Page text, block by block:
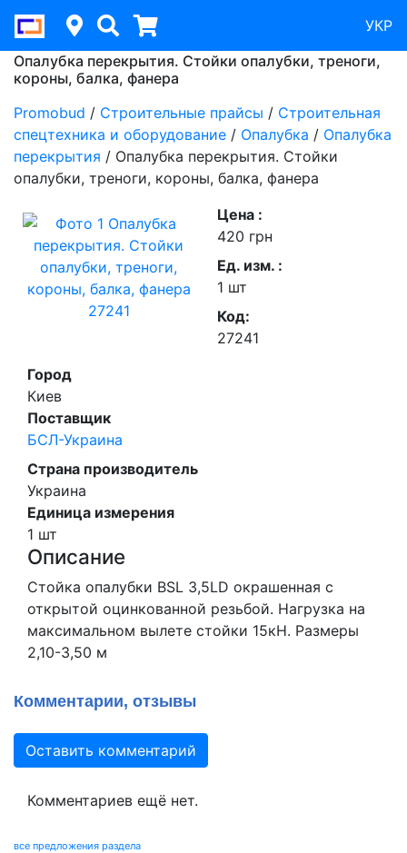
УКР
Опалубка перекрытия. Стойки опалубки, треноги,
короны, балка, фанера
Promobud / Строительные прайсы / Строительная
спецтехника и оборудование / Опалубка / Опалубка
перекрытия / Опалубка перекрытия. Стойки
опалубки, треноги, короны, балка, фанера
Цена :
420 грн
Ед. изм. :
1 шт
Код:
27241
Город
Киев
Поставщик
БСЛ-Украина
Страна производитель
Украина
Единица измерения
1 шт
Описание
Стойка опалубки BSL 3,5LD окрашенная с
открытой оцинкованной резьбой. Нагрузка на
максимальном вылете стойки 15кН. Размеры
2,10-3,50 м
Комментарии, отзывы
Оставить комментарий
Комментариев ещё нет.
все предложения раздела